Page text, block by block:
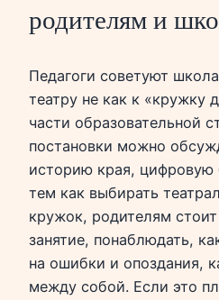
родителям и
Педагоги советуют
театру не как к «кружку
части образовательной
постановки можно
историю края, цифровую
тем как выбирать
кружок, родителям
занятие, понаблюдать,
на ошибки и опоздания,
между собой. Если это